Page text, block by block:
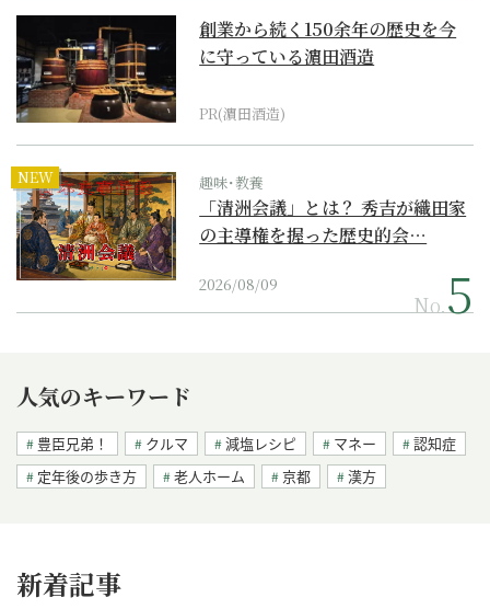
創業から続く150余年の歴史を今
に守っている濵田酒造
PR(濵田酒造)
NEW 趣味･教養
「清洲会議」とは？ 秀吉が織田家
の主導権を握った歴史的会…
2026/08/09
No.
人気のキーワード
豊臣兄弟！ クルマ 減塩レシピ マネー
認知症
定年後の歩き方
老人ホーム 京都 漢方
新着記事